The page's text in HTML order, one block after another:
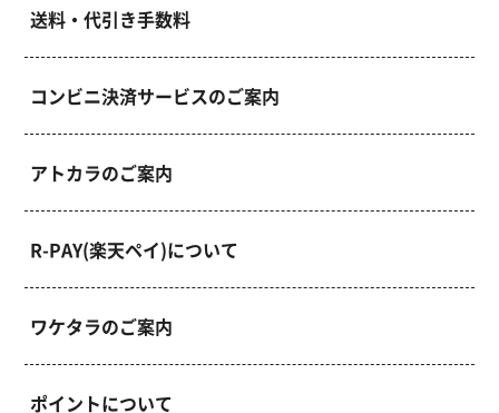
送料・代引き手数料
コンビニ決済サービスのご案内
アトカラのご案内
R-PAY(楽天ペイ)について
ワケタラのご案内
ポイントについて